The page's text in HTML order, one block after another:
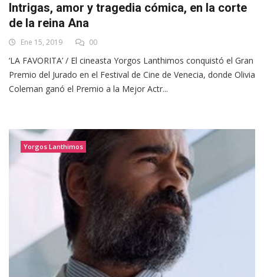
Intrigas, amor y tragedia cómica, en la corte
de la reina Ana
Ene 15, 2019 00
‘LA FAVORITA’ / El cineasta Yorgos Lanthimos conquistó el Gran
Premio del Jurado en el Festival de Cine de Venecia, donde Olivia
Coleman ganó el Premio a la Mejor Actr...
Yorgos Lanthimos